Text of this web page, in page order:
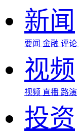
新闻
要闻 金融 评论
视频
视频 直播 路演
投资